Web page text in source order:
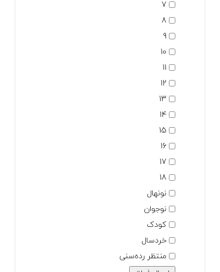
7
8
9
10
11
12
13
14
15
16
17
18
نونهال
نوجوان
کودک
خردسال
منتظر رده‌سنی